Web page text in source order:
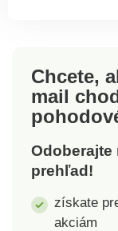
Certifikácia
Approved Vegan.
Materiál:
PVC vrstvou.
60 x 100 cm.
Chcete,
mail
Odoberajte
prehľad!
získate
akciám